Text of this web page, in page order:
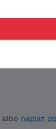
albo napisz